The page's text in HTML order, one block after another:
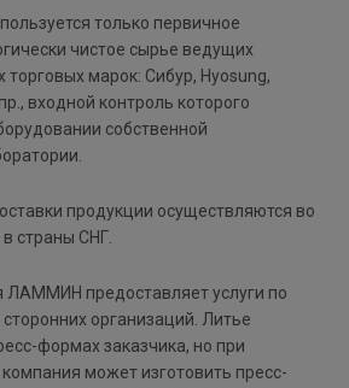
только первичное
чистое сырье ведущих
торговых марок: Сибур, Hyosung,
входной контроль которого
собственной
продукции осуществляются во
страны СНГ.
ЛАММИН предоставляет услуги по
организаций. Литье
формах заказчика, но при
может изготовить пресс-